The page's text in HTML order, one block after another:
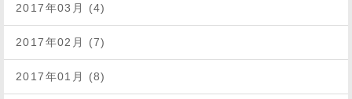
2017年03月 (4)
2017年02月 (7)
2017年01月 (8)